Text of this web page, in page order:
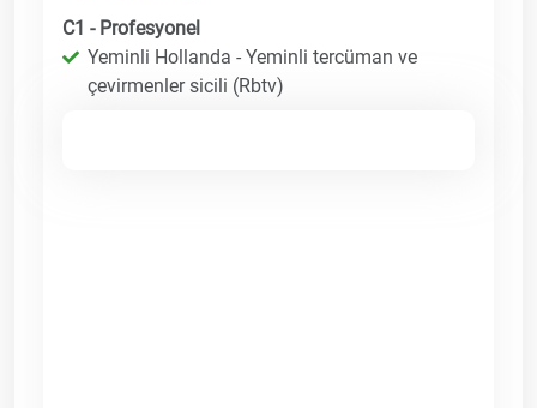
C1 - Profesyonel
Yeminli Hollanda - Yeminli tercüman ve
çevirmenler sicili (Rbtv)